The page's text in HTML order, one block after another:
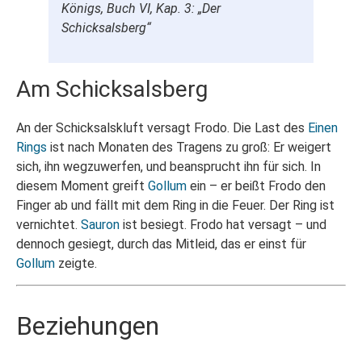
Königs, Buch VI, Kap. 3: „Der
Schicksalsberg“
Am Schicksalsberg
An der Schicksalskluft versagt Frodo. Die Last des Einen
Rings ist nach Monaten des Tragens zu groß: Er weigert
sich, ihn wegzuwerfen, und beansprucht ihn für sich. In
diesem Moment greift Gollum ein – er beißt Frodo den
Finger ab und fällt mit dem Ring in die Feuer. Der Ring ist
vernichtet. Sauron ist besiegt. Frodo hat versagt – und
dennoch gesiegt, durch das Mitleid, das er einst für
Gollum zeigte.
Beziehungen